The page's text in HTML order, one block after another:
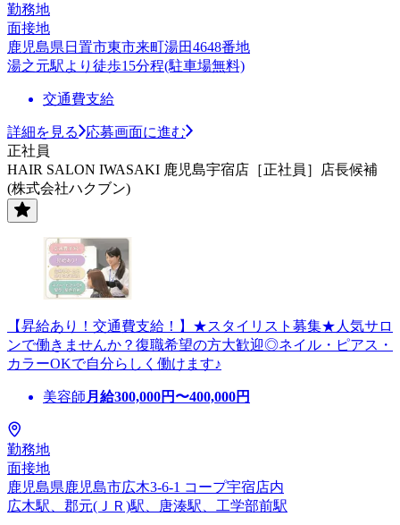
勤務地
面接地
鹿児島県日置市東市来町湯田4648番地
湯之元駅より徒歩15分程(駐車場無料)
交通費支給
詳細を見る
応募画面に進む
正社員
HAIR SALON IWASAKI 鹿児島宇宿店［正社員］店長候補
(株式会社ハクブン)
【昇給あり！交通費支給！】★スタイリスト募集★人気サロ
ンで働きませんか？復職希望の方大歓迎◎ネイル・ピアス・
カラーOKで自分らしく働けます♪
美容師 月給300,000円〜400,000円
勤務地
面接地
鹿児島県鹿児島市広木3-6-1 コープ宇宿店内
広木駅、郡元(ＪＲ)駅、唐湊駅、工学部前駅